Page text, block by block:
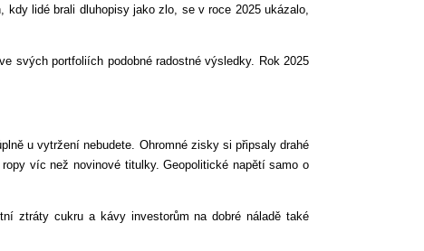
lidé brali dluhopisy jako zlo, se v roce 2025 ukázalo,
svých portfoliích podobné radostné výsledky. Rok 2025
u vytržení nebudete. Ohromné zisky si připsaly drahé
víc než novinové titulky. Geopolitické napětí samo o
ztráty cukru a kávy investorům na dobré náladě také